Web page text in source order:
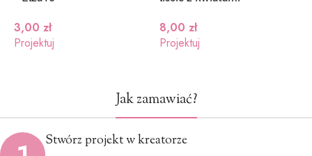
3,00 zł
Projektuj
8,00 zł
Projektuj
Jak zamawiać?
Stwórz projekt w kreatorze